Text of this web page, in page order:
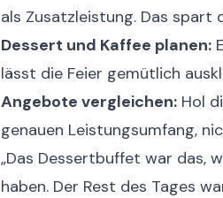
als Zusatzleistung. Das spart
Dessert und Kaffee planen:
lässt die Feier gemütlich
Angebote vergleichen: Hol
genauen Leistungsumfang,
„Das Dessertbuffet war das,
haben. Der Rest des Tages